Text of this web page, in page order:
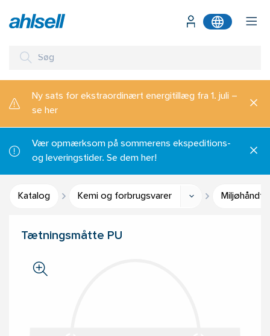
Ny sats for ekstraordinært energitillæg fra 1. juli –
se her
Vær opmærksom på sommerens ekspeditions-
og leveringstider. Se dem her!
Katalog Kemi og forbrugsvarer
Tætningsmåtte PU